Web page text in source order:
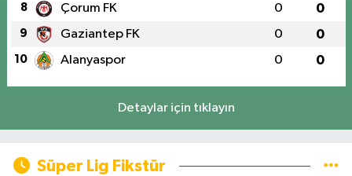
8 Çorum FK 0 0
9 Gaziantep FK 0 0
10 Alanyaspor 0 0
Detaylar için tıklayın
Süper Lig Fikstür